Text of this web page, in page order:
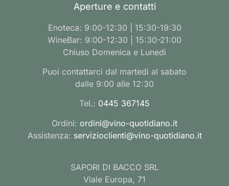
Aperture e contatti
Enoteca: 9:00-12:30 | 15:30-19:30
WineBar: 9:00-12:30 | 15:30-21:00
Chiuso Domenica e Lunedì
Puoi contattarci dal martedì al sabato
dalle 9:00 alle 12:30
Tel.: 0445 367145
Ordini: ordini@vino-quotidiano.it
Assistenza: servizioclienti@vino-quotidiano.it
SAPORI DI BACCO SRL
Viale Europa, 71